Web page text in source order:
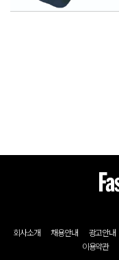
회사소개 채용안내 광고안내
이용약관